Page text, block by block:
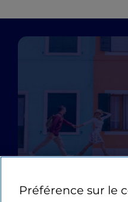
Préférence sur le